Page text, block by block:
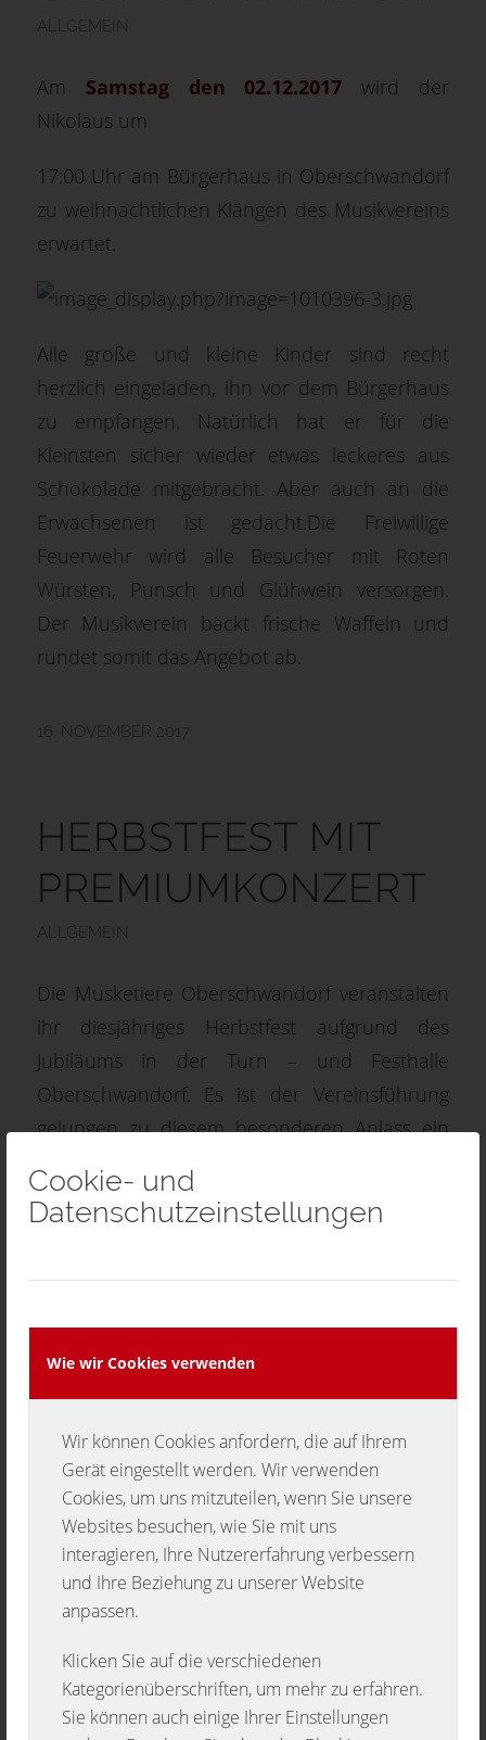
Cookie- und
Datenschutzeinstellungen
Wie wir Cookies verwenden
Wir können Cookies anfordern, die auf Ihrem
Gerät eingestellt werden. Wir verwenden
Cookies, um uns mitzuteilen, wenn Sie unsere
Websites besuchen, wie Sie mit uns
interagieren, Ihre Nutzererfahrung verbessern
und Ihre Beziehung zu unserer Website
anpassen.
Klicken Sie auf die verschiedenen
Kategorienüberschriften, um mehr zu erfahren.
Sie können auch einige Ihrer Einstellungen
Am Samstag den 02.12.2017 wird der
Nikolaus um
17:00 Uhr am Bürgerhaus in Oberschwandorf
zu weihnachtlichen Klängen des Musikvereins
erwartet.
Alle große und kleine Kinder sind recht
herzlich eingeladen, ihn vor dem Bürgerhaus
zu empfangen. Natürlich hat er für die
Kleinsten sicher wieder etwas leckeres aus
Schokolade mitgebracht. Aber auch an die
Erwachsenen ist gedacht.Die Freiwillige
Feuerwehr wird alle Besucher mit Roten
Würsten, Punsch und Glühwein versorgen.
Der Musikverein bäckt frische Waffeln und
rundet somit das Angebot ab.
HERBSTFEST MIT
PREMIUMKONZERT
Die Musketiere Oberschwandorf veranstalten
ihr diesjähriges Herbstfest aufgrund des
Jubiläums in der Turn – und Festhalle
Oberschwandorf. Es ist der Vereinsführung
gelungen zu diesem besonderen Anlass ein
organisieren. Der Reservistenmusikzug 28 aus
Ulm hat sich bereit erklärt, ein Benefizkonzert
Bundeswehrkapelle setzt sich aus ehemaligen
Wehrdienstleistenden und Zeitsoldaten
zusammen. Unter der Leitung von HptFw d.
R. Robert Roth hat sich die Kapelle der
konzertanten Blasmusik sowie traditioneller
Militärmusik verschrieben.